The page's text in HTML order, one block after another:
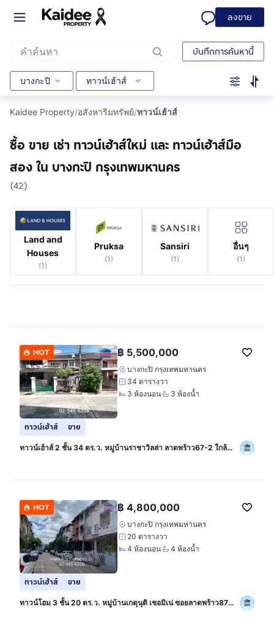
ลงขาย
บันทึกการค้นหานี้
บางกะปิ ทาวน์เฮ้าส์
Kaidee Property/อสังหาริมทรัพย์/ทาวน์เฮ้าส์
ซื้อ ขาย เช่า ทาวน์เฮ้าส์ใหม่ และ ทาวน์เฮ้าส์มือ
สอง ใน บางกะปิ กรุงเทพมหานคร
(42)
Land and
Houses
(1 )
Pruksa
(1 )
Sansiri
(1 )
อื่นๆ
(1 )
HOT ฿ 5,500,000
บางกะปิ กรุงเทพมหานคร
34 ตารางวา
3 ห้องนอน
3 ห้องน้ำ
ทาวน์เฮ้าส์ ขาย
ทาวน์เฮ้าส์ 2 ชั้น 34 ตร.ว. หมู่บ้านราชาวิลล่า ลาดพร้าว67-2 ใกล้
HOT ฿ 4,800,000
บางกะปิ กรุงเทพมหานคร
20 ตารางวา
4 ห้องนอน
4 ห้องน้ำ
ทาวน์เฮ้าส์ ขาย
ทาวน์โฮม 3 ชั้น 20 ตร.ว. หมู่บ้านเกตุนุติ เชอมิเน่ ซอยลาดพร้าว87